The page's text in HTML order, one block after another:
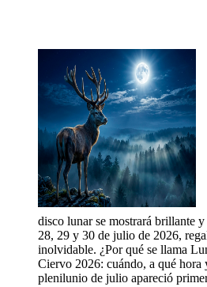
disco lunar se mostrará brillante
28, 29 y 30 de julio de 2026,
inolvidable. ¿Por qué se llama
Ciervo 2026: cuándo, a qué hora
plenilunio de julio apareció